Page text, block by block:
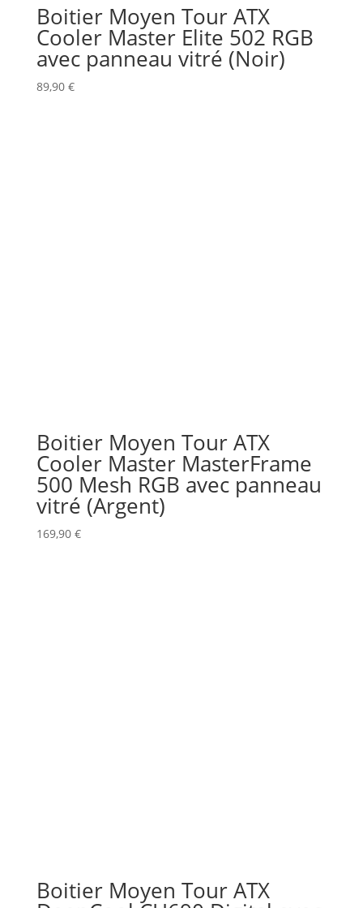
Boitier Moyen Tour ATX
Cooler Master Elite 502 RGB
avec panneau vitré (Noir)
89,90 €
Boitier Moyen Tour ATX
Cooler Master MasterFrame
500 Mesh RGB avec panneau
vitré (Argent)
169,90 €
Boitier Moyen Tour ATX